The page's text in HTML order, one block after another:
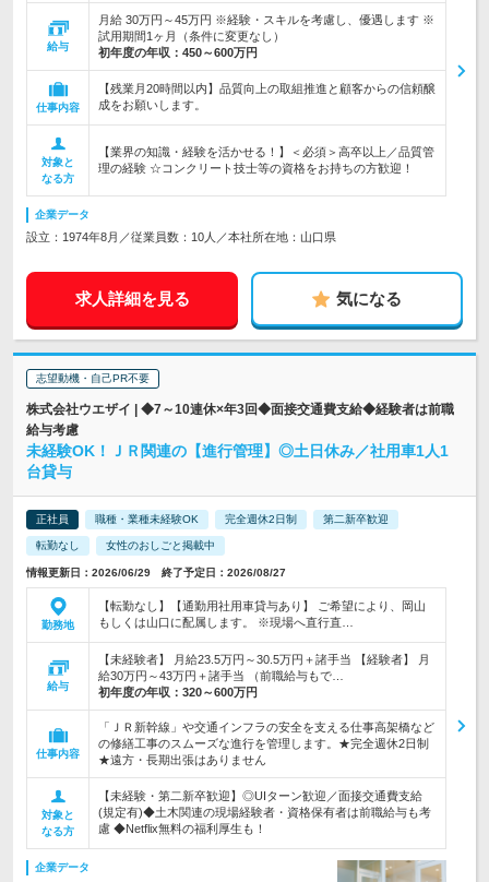
給与
月給 30万円～45万円 ※経験・スキルを考慮し、優遇します ※
試用期間1ヶ月（条件に変更なし）
初年度の年収： 450～600万円
仕事内容
【残業月20時間以内】品質向上の取組推進と顧客からの信頼醸
成をお願いします。
対象と
なる方
【業界の知識・経験を活かせる！】＜必須＞高卒以上／品質管
理の経験 ☆コンクリート技士等の資格をお持ちの方歓迎！
企業データ
設立：1974年8月／従業員数：10人／本社所在地：山口県
求人詳細を見る 気になる
志望動機・自己PR不要
株式会社ウエザイ | ◆7～10連休×年3回◆面接交通費支給◆経験者は前職
給与考慮
未経験OK！ＪＲ関連の【進行管理】◎土日休み／社用車1人1
台貸与
正社員 職種・業種未経験OK 完全週休2日制 第二新卒歓迎
転勤なし 女性のおしごと掲載中
情報更新日：2026/06/29 終了予定日：2026/08/27
勤務地
【転勤なし】【通勤用社用車貸与あり】 ご希望により、岡山
もしくは山口に配属します。 ※現場へ直行直…
給与
【未経験者】 月給23.5万円～30.5万円＋諸手当 【経験者】 月
給30万円～43万円＋諸手当 （前職給与もで…
初年度の年収： 320～600万円
仕事内容
「ＪＲ新幹線」や交通インフラの安全を支える仕事高架橋など
の修繕工事のスムーズな進行を管理します。★完全週休2日制
★遠方・長期出張はありません
対象と
なる方
【未経験・第二新卒歓迎】◎UIターン歓迎／面接交通費支給
(規定有)◆土木関連の現場経験者・資格保有者は前職給与も考
慮 ◆Netflix無料の福利厚生も！
企業データ